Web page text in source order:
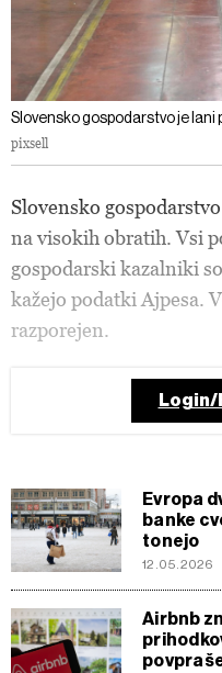
Slovensko gospodarstvo je lani
pixsell
Slovensko
na visokih obratih. Vsi
gospodarski kazalniki
kažejo podatki Ajpesa.
razporejen.
Evropa
banke
tonejo
12.05.2026
Airbnb